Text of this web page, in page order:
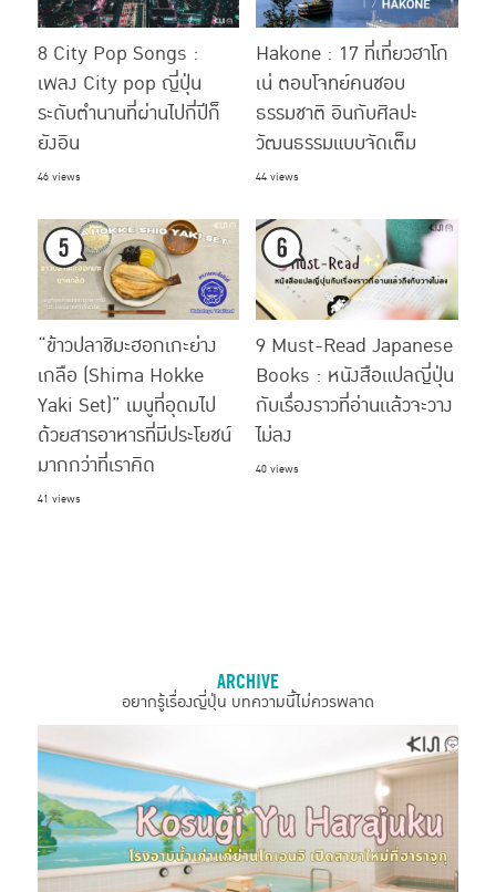
8 City Pop Songs :
เพลง City pop ญี่ปุ่น
ระดับตำนานที่ผ่านไปกี่ปีก็
ยังอิน
46 views
Hakone : 17 ที่เที่ยวฮาโก
เน่ ตอบโจทย์คนชอบ
ธรรมชาติ อินกับศิลปะ
วัฒนธรรมแบบจัดเต็ม
44 views
“ข้าวปลาชิมะฮอกเกะย่าง
เกลือ (Shima Hokke
Yaki Set)” เมนูที่อุดมไป
ด้วยสารอาหารที่มีประโยชน์
มากกว่าที่เราคิด
41 views
9 Must-Read Japanese
Books : หนังสือแปลญี่ปุ่น
กับเรื่องราวที่อ่านเเล้วจะวาง
ไม่ลง
40 views
ARCHIVE
อยากรู้เรื่องญี่ปุ่น บทความนี้ไม่ควรพลาด